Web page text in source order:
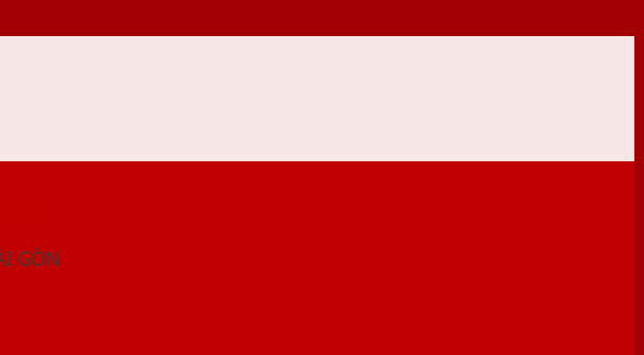
GÒN